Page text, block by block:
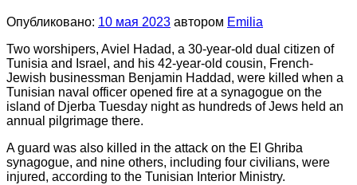
Опубликовано: 10 мая 2023 автором Emilia
Two worshipers, Aviel Hadad, a 30-year-old dual citizen of
Tunisia and Israel, and his 42-year-old cousin, French-
Jewish businessman Benjamin Haddad, were killed when a
Tunisian naval officer opened fire at a synagogue on the
island of Djerba Tuesday night as hundreds of Jews held an
annual pilgrimage there.
A guard was also killed in the attack on the El Ghriba
synagogue, and nine others, including four civilians, were
injured, according to the Tunisian Interior Ministry.